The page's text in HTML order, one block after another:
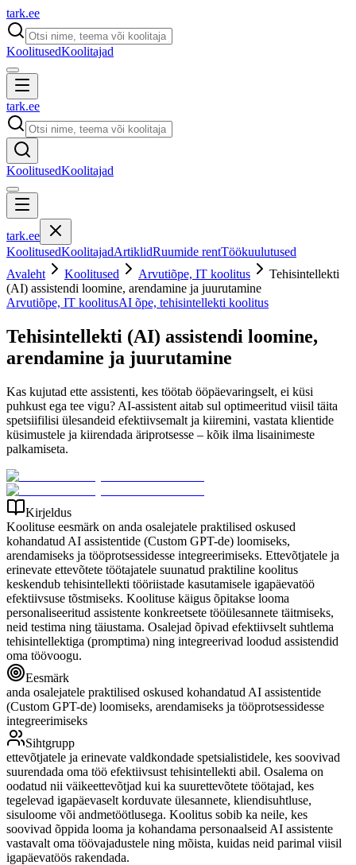
tark.ee
KoolitusedKoolitajad
tark.ee
KoolitusedKoolitajad
tark.ee
KoolitusedKoolitajadArtiklidRuumide rentTöökuulutused
Avaleht
Koolitused Arvutiõpe, IT koolitus
Tehisintellekti
(AI) assistendi loomine, arendamine ja juurutamine
Arvutiõpe, IT koolitusAI õpe, tehisintellekti koolitus
Tehisintellekti (AI) assistendi loomine,
arendamine ja juurutamine
Kas kujutad ette assistenti, kes töötab ööpäevaringselt, ei küsi
puhkust ega tee vigu? AI-assistent aitab sul optimeeritud viisil täita
spetsiifilisi ülesandeid efektiivsemalt ja kiiremini, vastata klientide
küsimustele ja kiirendada äriprotsesse – kõik ilma lisainimeste
palkamiseta.
Kirjeldus
Koolituse eesmärk on anda osalejatele praktilised oskused
kohandatud AI assistentide (Custom GPT-de) loomiseks,
arendamiseks ja tööprotsessidesse integreerimiseks. Ettevõtjatele ja
erinevate ettevõtete töötajatele suunatud praktiline koolitus
keskendub tehisintellekti tööriistade kasutamisele igapäevatöö
efektiivsuse tõstmiseks. Koolituse käigus õpitakse looma
personaliseeritud assistente konkreetsete tööülesannete täitmiseks,
neid testima ning täiustama. Osalejad õpivad efektiivselt suhtlema
tehisintellektiga (promptima) ning integreerivad loodud assistendid
oma töövoogu.
Eesmärk
anda osalejatele praktilised oskused kohandatud AI assistentide
(Custom GPT-de) loomiseks, arendamiseks ja tööprotsessidesse
integreerimiseks
Sihtgrupp
ettevõtjatele ja erinevate valdkondade spetsialistidele, kes soovivad
suurendada oma töö efektiivsust tehisintellekti abil. Osalema on
oodatud nii väikeettevõtjad kui ka suurettevõtete töötajad, kes
tegelevad igapäevaselt korduvate ülesannete, kliendisuhtluse,
sisuloome või andmetöötlusega. Koolitus sobib ka neile, kes
soovivad õppida looma ja kohandama personaalseid AI assistente
vastavalt oma töövajadustele ning mõista, kuidas neid parimal viisil
igapäevatöös rakendada.